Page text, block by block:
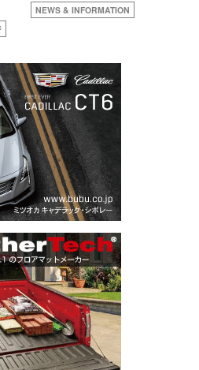
NEWS & INFORMATION